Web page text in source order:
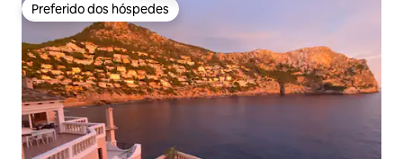
Preferido dos hóspedes
Preferido dos hóspedes